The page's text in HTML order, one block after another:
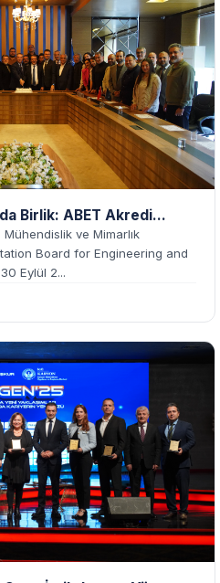
Birlik: ABET Akredi...
ve Mimarlık
Board for Engineering and
Eylül 2...